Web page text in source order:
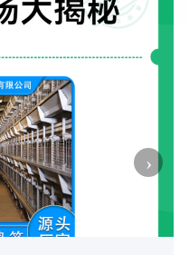
›